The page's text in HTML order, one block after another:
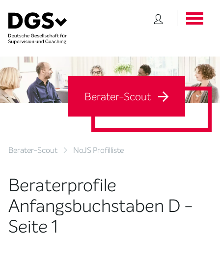
Berater-Scout NoJS Profilliste
Berater-Scout
Beraterprofile
Anfangsbuchstaben D -
Seite 1